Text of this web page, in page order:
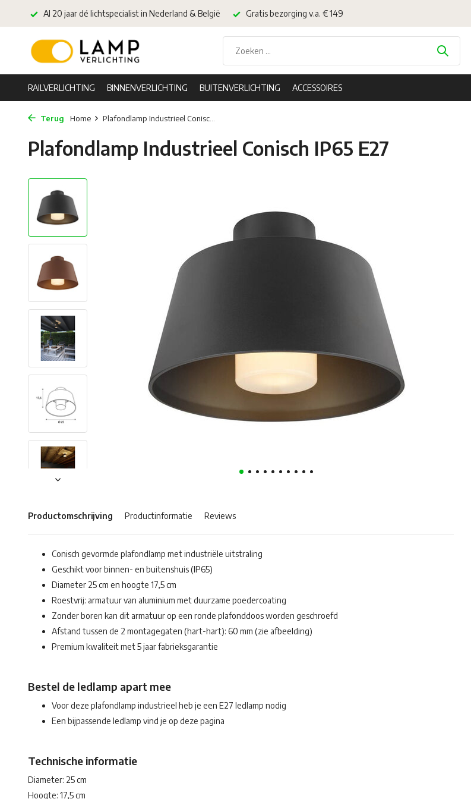
Al 20 jaar dé lichtspecialist in Nederland & België Gratis bezorging v.a. € 149
RAILVERLICHTING BINNENVERLICHTING BUITENVERLICHTING ACCESSOIRES
Terug Home Plafondlamp Industrieel Conisc...
Plafondlamp Industrieel Conisch IP65 E27
Productomschrijving Productinformatie Reviews
Conisch gevormde plafondlamp met industriële uitstraling
Geschikt voor binnen- en buitenshuis (IP65)
Diameter 25 cm en hoogte 17,5 cm
Roestvrij: armatuur van aluminium met duurzame poedercoating
Zonder boren kan dit armatuur op een ronde plafonddoos worden geschroefd
Afstand tussen de 2 montagegaten (hart-hart): 60 mm (zie afbeelding)
Premium kwaliteit met 5 jaar fabrieksgarantie
Bestel de ledlamp apart mee
Voor deze plafondlamp industrieel heb je een E27 ledlamp nodig
Een bijpassende ledlamp vind je op deze pagina
Technische informatie
Diameter: 25 cm
Hoogte: 17,5 cm